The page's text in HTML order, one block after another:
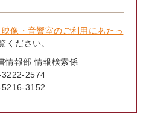
像・音響室のご利用にあたっ
ください。
情報部 情報検索係
3222-2574
3152